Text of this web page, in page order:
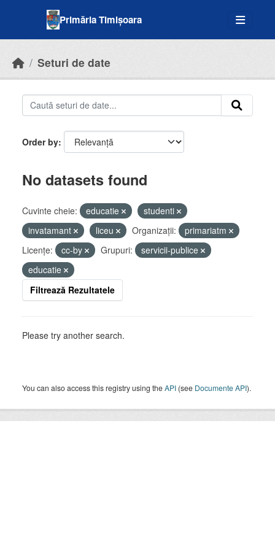
Primăria Timișoara
Seturi de date
Order by
No datasets found
Cuvinte cheie: educatie
studenti
invatamant
liceu Organizații:
primariatm
Licenţe:
cc-by Grupuri:
servicii-publice
educatie
Filtrează Rezultatele
Please try another search.
You can also access this registry using theAPI (see Documente API).